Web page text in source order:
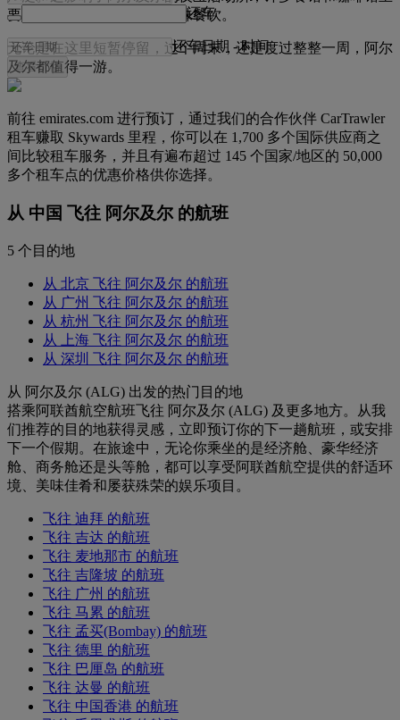
要提供法式、中东和北非风味餐饮。
无论是在这里短暂停留，过个周末，还是度过整整一周，阿尔
及尔都值得一游。
还车
还车日期 - 时间
查看价格
前往 emirates.com 进行预订，通过我们的合作伙伴 CarTrawler
租车赚取 Skywards 里程，你可以在 1,700 多个国际供应商之
间比较租车服务，并且有遍布超过 145 个国家/地区的 50,000
多个租车点的优惠价格供你选择。
从 中国 飞往 阿尔及尔 的航班
5 个目的地
从 北京 飞往 阿尔及尔 的航班
从 广州 飞往 阿尔及尔 的航班
从 杭州 飞往 阿尔及尔 的航班
从 上海 飞往 阿尔及尔 的航班
从 深圳 飞往 阿尔及尔 的航班
从 阿尔及尔 (ALG) 出发的热门目的地
搭乘阿联酋航空航班飞往 阿尔及尔 (ALG) 及更多地方。从我
们推荐的目的地获得灵感，立即预订你的下一趟航班，或安排
下一个假期。在旅途中，无论你乘坐的是经济舱、豪华经济
舱、商务舱还是头等舱，都可以享受阿联酋航空提供的舒适环
境、美味佳肴和屡获殊荣的娱乐项目。
飞往 迪拜 的航班
飞往 吉达 的航班
飞往 麦地那市 的航班
飞往 吉隆坡 的航班
飞往 广州 的航班
飞往 马累 的航班
飞往 孟买(Bombay) 的航班
飞往 德里 的航班
飞往 巴厘岛 的航班
飞往 达曼 的航班
飞往 中国香港 的航班